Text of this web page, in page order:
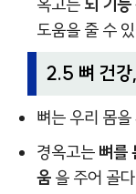
도움을 줄 수
2.5 뼈 건
뼈는 우리 몸
경옥고는 뼈를
움을 주어 골